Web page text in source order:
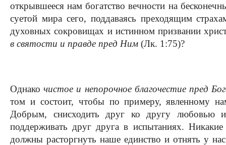
открывшееся нам богатство вечности на
суетой мира сего, поддаваясь преходящим
духовных сокровищах и истинном призвании
в святости и правде пред Ним (Лк. 1:75)?
Однакочистое и непорочное благочестие пред
том и состоит, чтобы по примеру, явленному
Добрым, снисходить друг ко другу любовью
поддерживать друг друга в испытаниях.
должны расторгнуть наше единство и отнять у